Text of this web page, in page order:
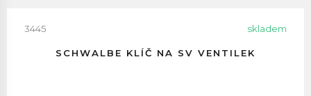
3445 skladem
SCHWALBE KLÍČ NA SV VENTILEK